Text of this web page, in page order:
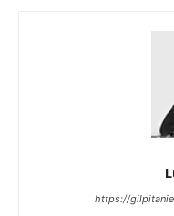
https://